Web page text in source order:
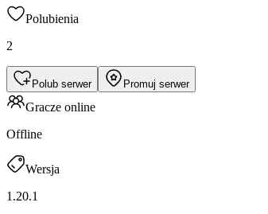
Polubienia
2
Polub serwer Promuj serwer
Gracze online
Offline
Wersja
1.20.1